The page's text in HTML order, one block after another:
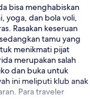
bisa menghabiskan
yoga, dan bola voli,
Rasakan keseruan
tamu yang
menikmati pijat
merupakan salah
dan buka untuk
ini meliputi klub anak
Para traveler